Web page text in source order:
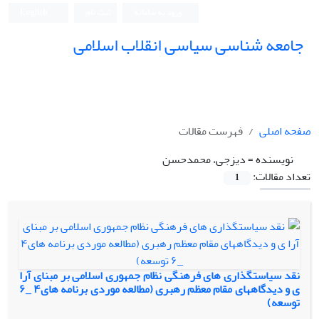
جامعه شناسی سیاسی انقلاب اسلامی
صفحه اصلی
فهرست مقالات
نویسنده =دیزجی، محمدحسن
تعداد مقالات:
1
نقد سیاستگذاری های فرهنگی نظام جمهوری اسلامی بر مبنای آرا
ی و دیدگاههای مقام معظم رهبری (مطالعه موردی برنامه های۴ _۶
توسعه)